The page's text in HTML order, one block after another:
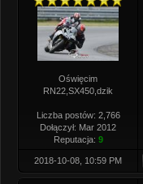
Oświęcim
RN22,SX450,dzik
Liczba postów: 2,766
Dołączył: Mar 2012
Reputacja: 9
2018-10-08, 10:59 PM